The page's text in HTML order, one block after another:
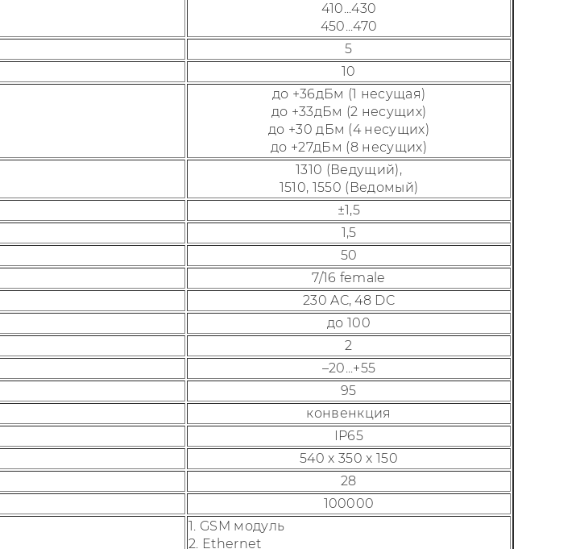
410...430
450...470
5
10
до +36дБм (1 несущая)
до +33дБм (2 несущих)
до +30 дБм (4 несущих)
до +27дБм (8 несущих)
1310 (Ведущий),
1510, 1550 (Ведомый)
±1,5
1,5
50
7/16 female
230 AC, 48 DC
до 100
2
–20...+55
95
конвенкция
IP65
540 x 350 x 150
28
100000
1. GSM модуль
2. Ethernet